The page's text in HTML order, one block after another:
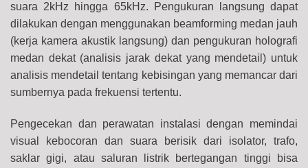
suara 2kHz hingga 65kHz. Pengukuran langsung dapat
dilakukan dengan menggunakan beamforming medan jauh
(kerja kamera akustik langsung) dan pengukuran holografi
medan dekat (analisis jarak dekat yang mendetail) untuk
analisis mendetail tentang kebisingan yang memancar dari
sumbernya pada frekuensi tertentu.
Pengecekan dan perawatan instalasi dengan memindai
visual kebocoran dan suara berisik dari isolator, trafo,
saklar gigi, atau saluran listrik bertegangan tinggi bisa